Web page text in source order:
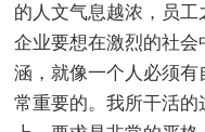
的人文气息越浓，员
企业要想在激烈的社
涵，就像一个人必须
常重要的。我所干活